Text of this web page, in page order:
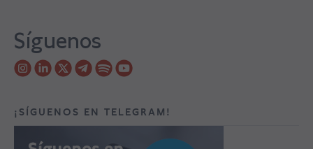
Síguenos
¡SÍGUENOS EN TELEGRAM!